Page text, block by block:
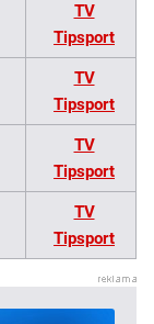
TV
Tipsport
TV
Tipsport
TV
Tipsport
TV
Tipsport